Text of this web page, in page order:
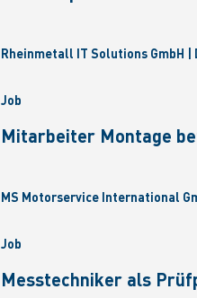
Rheinmetall IT Solutions GmbH
Job
Mitarbeiter Montage
MS Motorservice International
Job
Messtechniker als